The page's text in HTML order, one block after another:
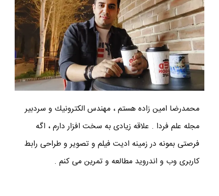
محمدرضا امين زاده هستم ، مهندس الكترونيك و سردبير
مجله علم فردا . علاقه زیادی به سخت افزار دارم ، اگه
فرصتی بمونه در زمینه ادیت فیلم و تصویر و طراحی رابط
کاربری وب و اندروید مطالعه و تمرین می کنم .